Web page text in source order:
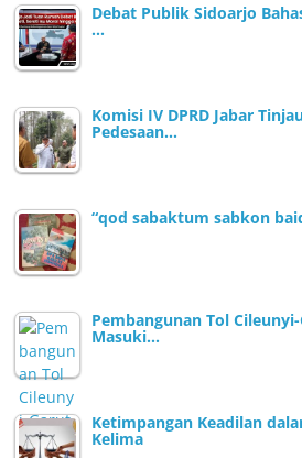
Debat Publik Sidoarjo
…
Komisi IV DPRD Jabar
Pedesaan…
“qod sabaktum sabkon
Pembangunan Tol
Masuki…
Ketimpangan Keadilan
Kelima